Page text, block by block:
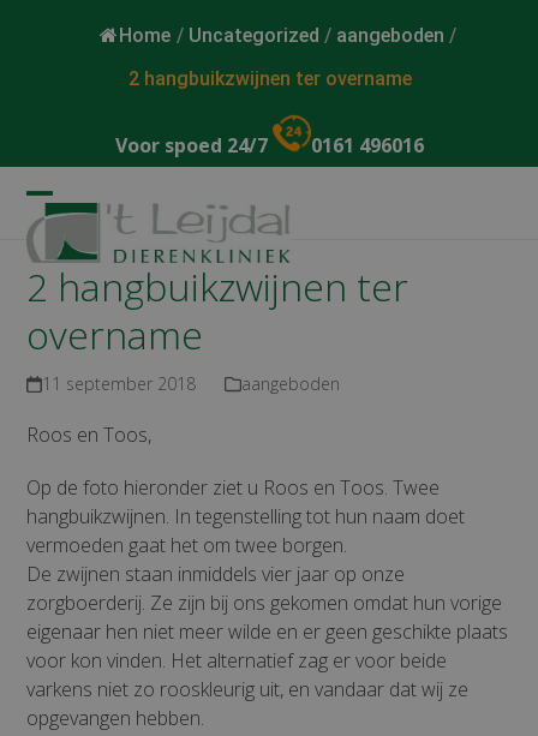
Home / Uncategorized / aangeboden /
2 hangbuikzwijnen ter overname
Voor spoed 24/7 0161 496016
Open
mobile
menu
Close
mobile
menu
2 hangbuikzwijnen ter
overname
11 september 2018 aangeboden
Roos en Toos,
Op de foto hieronder ziet u Roos en Toos. Twee
hangbuikzwijnen. In tegenstelling tot hun naam doet
vermoeden gaat het om twee borgen.
De zwijnen staan inmiddels vier jaar op onze
zorgboerderij. Ze zijn bij ons gekomen omdat hun vorige
eigenaar hen niet meer wilde en er geen geschikte plaats
voor kon vinden. Het alternatief zag er voor beide
varkens niet zo rooskleurig uit, en vandaar dat wij ze
opgevangen hebben.